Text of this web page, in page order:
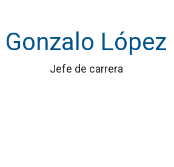
Gonzalo López
Jefe de carrera